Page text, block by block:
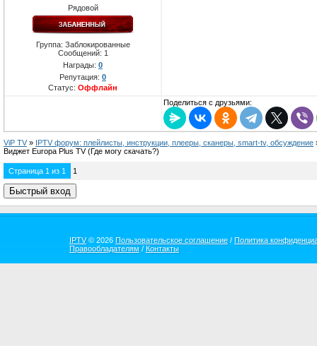
Рядовой
Группа: Заблокированные
Сообщений: 1
Награды: 0
Репутация: 0
Статус: Оффлайн
Поделиться с друзьями:
ViP TV » IPTV форум: плейлисты, инструкции, плееры, сканеры, smart-tv, обсуждение
Виджет Europa Plus TV (Где могу скачать?)
Страница 1 из 1 1
IPTV© 2026 Пользовательское соглашение / Политика
Правообладателям / Контакты